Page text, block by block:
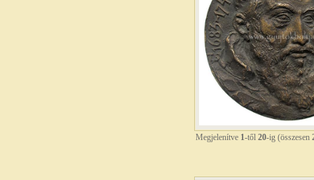
Megjelenítve 1-től 20-ig (összesen